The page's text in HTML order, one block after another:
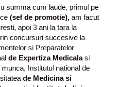
summa cum laude, primul pe
(sef de promotie), am facut
apoi 3 ani la tara la
concursuri succesive la
si Preparatelor
de Expertiza Medicalasi
Institutul national de
de Medicina si